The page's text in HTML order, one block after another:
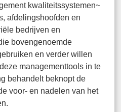
kwaliteitssystemen~
afdelingshoofden en
bedrijven en
bovengenoemde
en verder willen
managementtools in te
behandelt beknopt de
voor- en nadelen van het